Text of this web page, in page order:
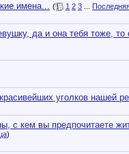
имена... ( 1 2 3
да и она тебя тоже, то
уголков нашей
с кем вы предпочитаете
)